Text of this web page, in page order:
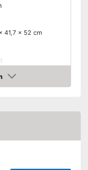
41,7 x 52 cm
- Strom
- Elektro